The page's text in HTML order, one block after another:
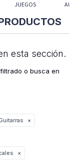
JUEGOS
esta sección.
o busca en